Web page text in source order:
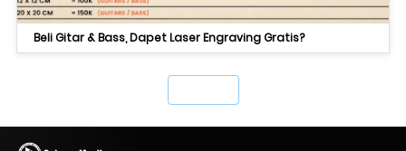
Beli Gitar & Bass, Dapet Laser Engraving Gratis?